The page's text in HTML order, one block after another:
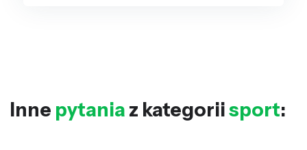
Inne pytania z kategoriisport: